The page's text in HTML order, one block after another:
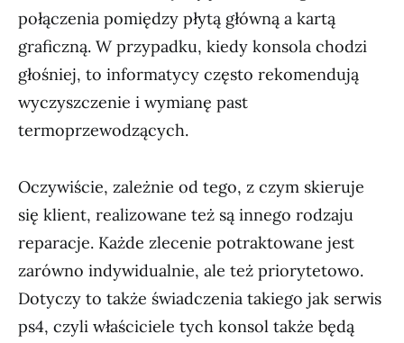
połączenia pomiędzy płytą główną a kartą
graficzną. W przypadku, kiedy konsola chodzi
głośniej, to informatycy często rekomendują
wyczyszczenie i wymianę past
termoprzewodzących.
Oczywiście, zależnie od tego, z czym skieruje
się klient, realizowane też są innego rodzaju
reparacje. Każde zlecenie potraktowane jest
zarówno indywidualnie, ale też priorytetowo.
Dotyczy to także świadczenia takiego jak serwis
ps4, czyli właściciele tych konsol także będą